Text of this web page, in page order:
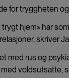
for tryggheten
hjem» har
skriver
med rus og
voldsutsatte,